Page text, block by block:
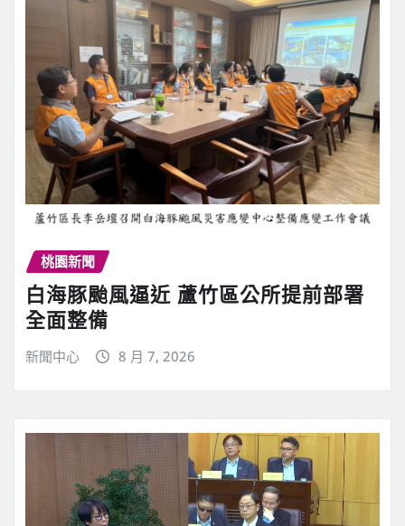
桃園新聞
白海豚颱風逼近 蘆竹區公所提前部署
全面整備
新聞中心 8 月 7, 2026